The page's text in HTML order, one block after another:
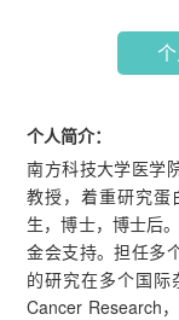
个人简介：
南方科技大学医学
教授，着重研究蛋
生，博士，博士后
金会支持。担任多
的研究在多个国际
Cancer Research